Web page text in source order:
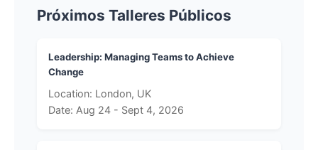
Próximos Talleres Públicos
Leadership: Managing Teams to Achieve
Change
Location: London, UK
Date: Aug 24 - Sept 4, 2026